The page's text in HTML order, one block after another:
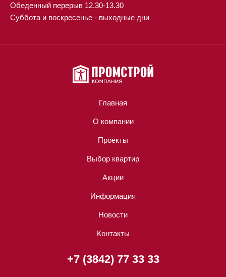
Обеденный перерыв 12.30-13.30
Суббота и воскресенье - выходные дни
Главная
О компании
Проекты
Выбор квартир
Акции
Информация
Новости
Контакты
+7 (3842) 77 33 33